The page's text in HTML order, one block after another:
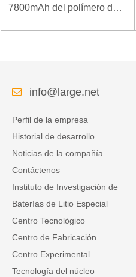
7800mAh del polímero del
info@large.net
Perfil de la empresa
Historial de desarrollo
Noticias de la compañía
Contáctenos
Instituto de Investigación de
Baterías de Litio Especial
Centro Tecnológico
Centro de Fabricación
Centro Experimental
Tecnología del núcleo